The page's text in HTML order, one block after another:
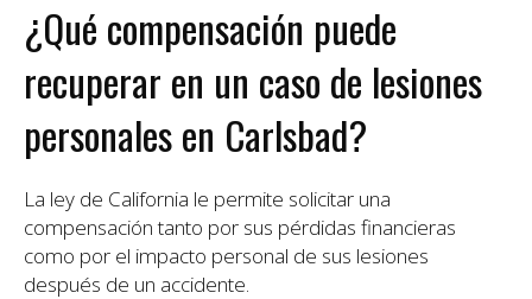
¿Qué compensación puede
recuperar en un caso de lesiones
personales en Carlsbad?
La ley de California le permite solicitar una
compensación tanto por sus pérdidas financieras
como por el impacto personal de sus lesiones
después de un accidente.